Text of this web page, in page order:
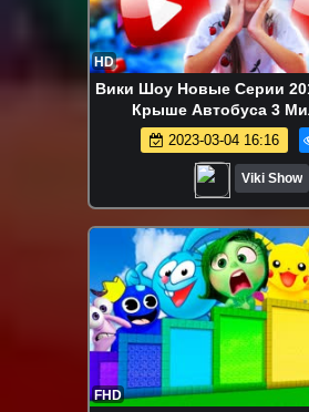
HD
Вики Шоу Новые Серии
Крыше Автобуса 3
ПОДПИСЧИКОВ в Испании
2023-03-04 16:16
Viki Show
FHD